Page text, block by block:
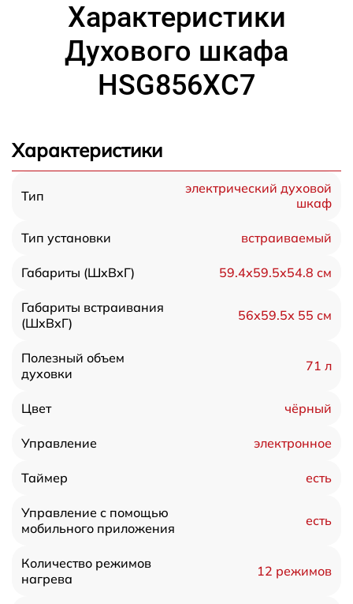
Характеристики
Духового шкафа
HSG856XC7
Характеристики
Тип
электрический духовой
шкаф
Тип установки встраиваемый
Габариты (ШxВxГ) 59.4х59.5х54.8 см
Габариты встраивания
(ШxВxГ)
56х59.5х 55 см
Полезный объем
духовки
71 л
Цвет чёрный
Управление электронное
Таймер есть
Управление с помощью
мобильного приложения
есть
Количество режимов
нагрева
12 режимов